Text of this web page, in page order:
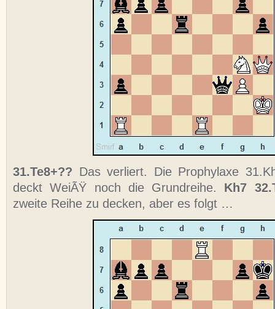
31.Te8+?? Das verliert. Die Prophylaxe
deckt WeiÃŸ noch die Grundreihe. Kh7
zweite Reihe zu decken, aber es folgt …